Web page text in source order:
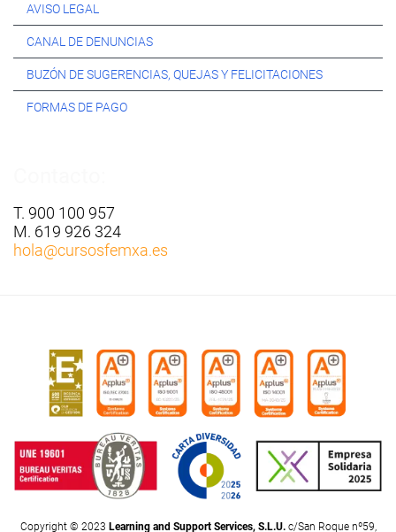
AVISO LEGAL
CANAL DE DENUNCIAS
BUZÓN DE SUGERENCIAS, QUEJAS Y FELICITACIONES
FORMAS DE PAGO
T. 900 100 957
M. 619 926 324
hola@cursosfemxa.es
Copyright © 2023 Learning and Support Services, S.L.U.c/San Roque nº59,